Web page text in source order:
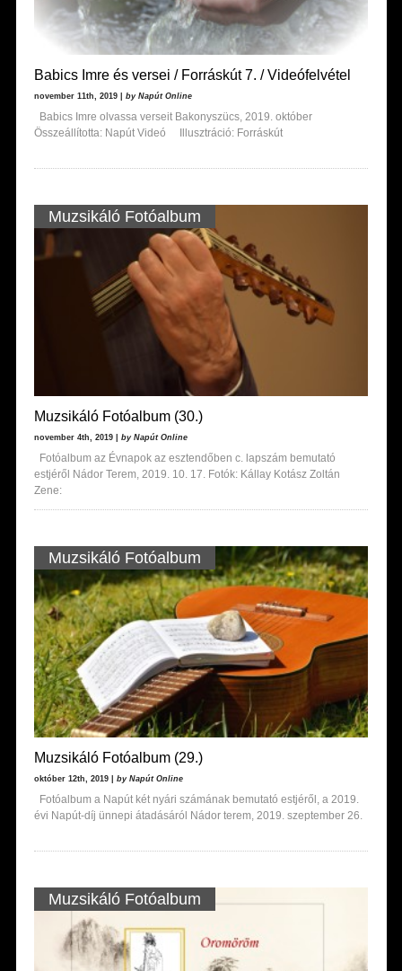
Babics Imre és versei / Forráskút 7. / Videófelvétel
november 11th, 2019 | by Napút Online
Babics Imre olvassa verseit Bakonyszücs, 2019. október
Összeállította: Napút Videó Illusztráció: Forráskút
Muzsikáló Fotóalbum
Muzsikáló Fotóalbum (30.)
november 4th, 2019 | by Napút Online
Fotóalbum az Évnapok az esztendőben c. lapszám bemutató
estjéről Nádor Terem, 2019. 10. 17. Fotók: Kállay Kotász Zoltán
Zene:
Muzsikáló Fotóalbum
Muzsikáló Fotóalbum (29.)
október 12th, 2019 | by Napút Online
Fotóalbum a Napút két nyári számának bemutató estjéről, a 2019.
évi Napút-díj ünnepi átadásáról Nádor terem, 2019. szeptember 26.
Muzsikáló Fotóalbum